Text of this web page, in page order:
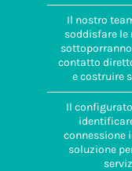
Il nostro
soddisfare le
contatto
e costruire
Il
connessione
soluzione